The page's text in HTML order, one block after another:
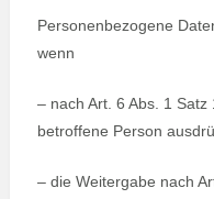
Personenbezogene
wenn
– nach Art. 6 Abs. 1
betroffene Person
– die Weitergabe nach